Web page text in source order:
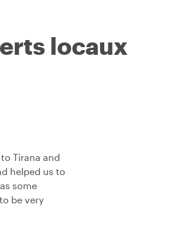
locaux
Tirana and
helped us to
some
be very